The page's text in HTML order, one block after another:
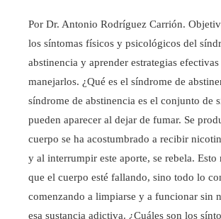
Por Dr. Antonio Rodríguez Carrión.
los síntomas físicos y psicológicos del
abstinencia y aprender estrategias efectivas
manejarlos. ¿Qué es el síndrome de
síndrome de abstinencia es el conjunto de
pueden aparecer al dejar de fumar. Se
cuerpo se ha acostumbrado a recibir
y al interrumpir este aporte, se rebela.
que el cuerpo esté fallando, sino todo lo
comenzando a limpiarse y a funcionar sin
esa sustancia adictiva. ¿Cuáles son los